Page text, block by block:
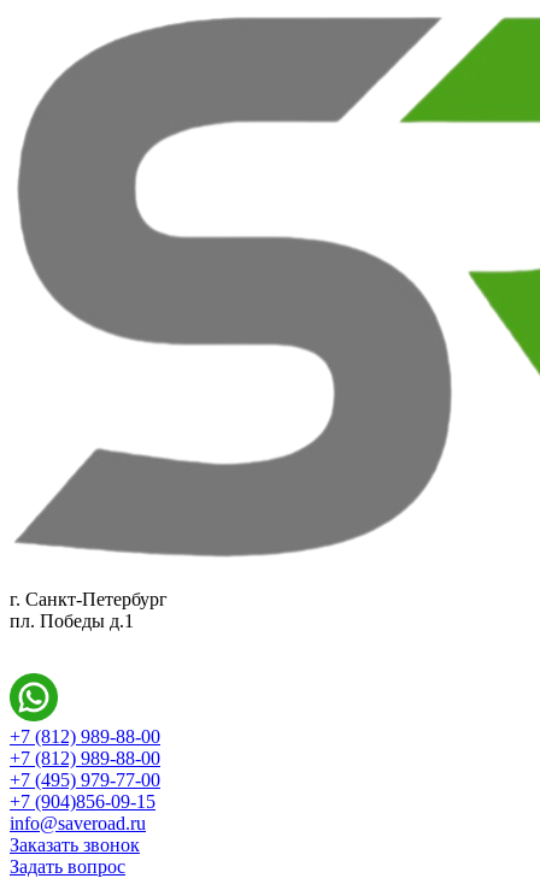
г. Санкт-Петербург
пл. Победы д.1
+7 (812) 989-88-00
+7 (812) 989-88-00
+7 (495) 979-77-00
+7 (904)856-09-15
info@saveroad.ru
Заказать звонок
Задать вопрос